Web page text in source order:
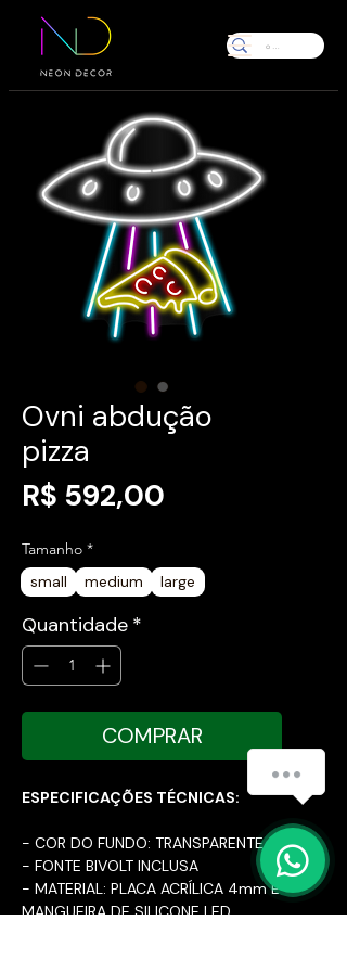
Ovni abdução
pizza
R$ 592,00
Tamanho *
small
medium large
Quantidade *
COMPRAR
ESPECIFICAÇÕES TÉCNICAS:
- COR DO FUNDO: TRANSPARENTE
- FONTE BIVOLT INCLUSA
- MATERIAL: PLACA ACRÍLICA 4mm E
MANGUEIRA DE SILICONE LED